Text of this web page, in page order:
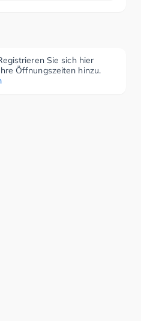
Sie sich hier
Öffnungszeiten hinzu.